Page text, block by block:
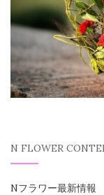
N FLOWER
Nフラワー最新情報